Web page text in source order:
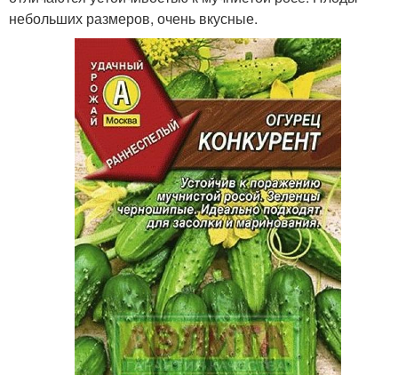
небольших размеров, очень вкусные.